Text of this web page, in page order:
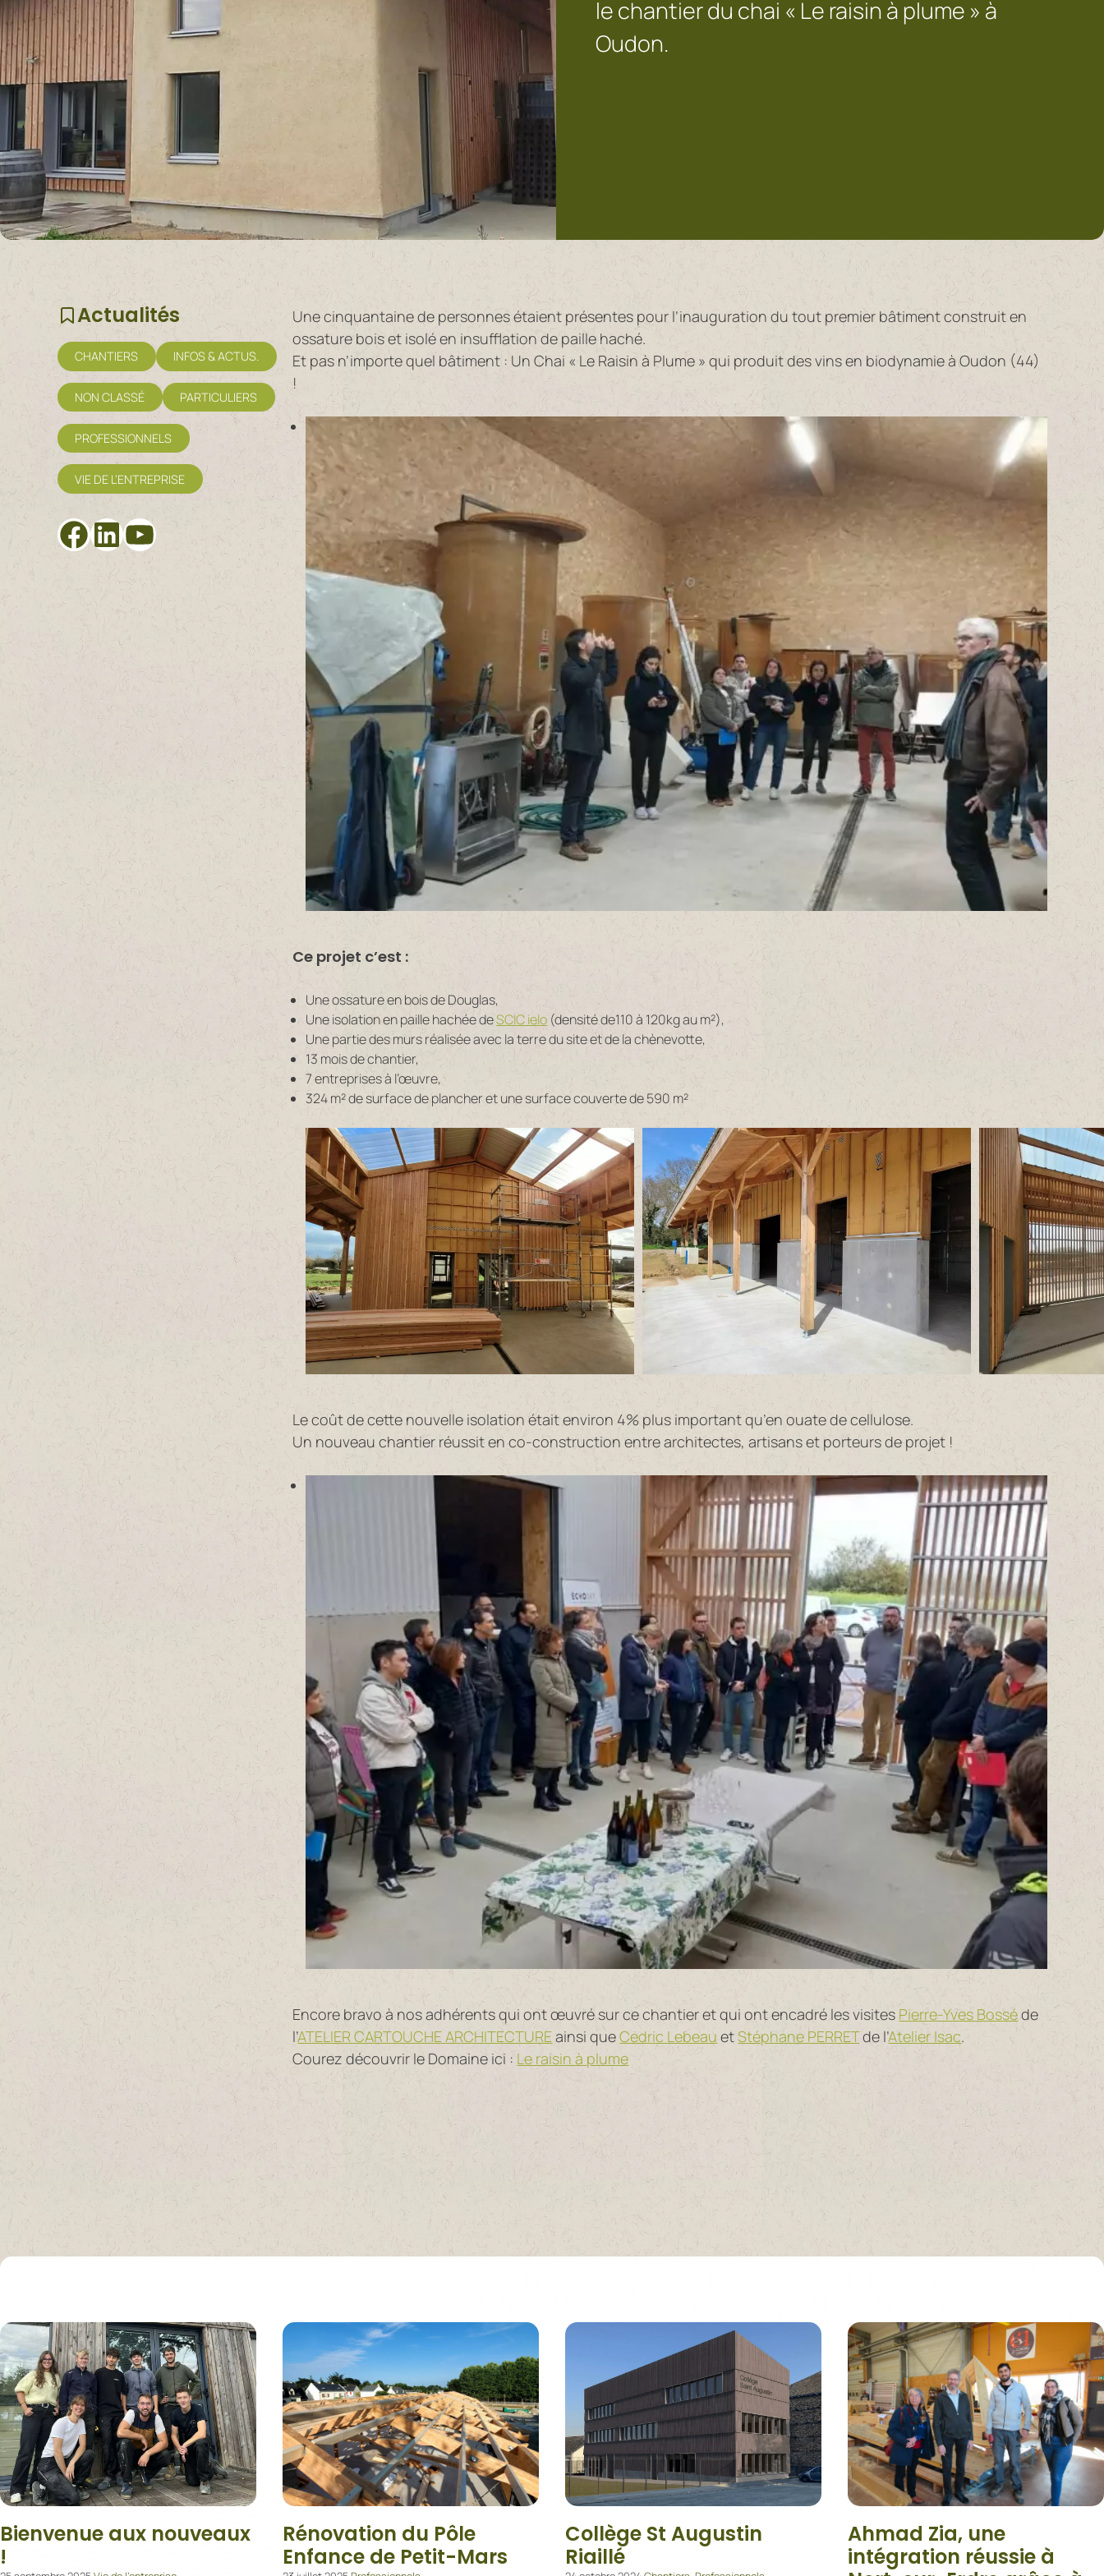
le chantier du chai « Le raisin à plume » à
Oudon.
Une cinquantaine de personnes étaient présentes pour l’inauguration du tout premier bâtiment construit en
ossature bois et isolé en insufflation de paille haché.
Et pas n’importe quel bâtiment : Un Chai « Le Raisin à Plume » qui produit des vins en biodynamie à Oudon (44)
!
Ce projet c’est :
Une ossature en bois de Douglas,
Une isolation en paille hachée deSCIC ielo (densité de110 à 120kg au m²),
Une partie des murs réalisée avec la terre du site et de la chènevotte,
13 mois de chantier,
7 entreprises à l’œuvre,
324 m² de surface de plancher et une surface couverte de 590 m²
Le coût de cette nouvelle isolation était environ 4% plus important qu’en ouate de cellulose.
Un nouveau chantier réussit en co-construction entre architectes, artisans et porteurs de projet !
Encore bravo à nos adhérents qui ont œuvré sur ce chantier et qui ont encadré les visites Pierre-Yves Bosséde
l’ATELIER CARTOUCHE ARCHITECTUREainsi queCedric Lebeau etStéphane PERRETde l’Atelier Isac.
Courez découvrir le Domaine ici : Le raisin à plume
Actualités
CHANTIERS INFOS & ACTUS.
NON CLASSÉ PARTICULIERS
PROFESSIONNELS
VIE DE L’ENTREPRISE
Facebook
LinkedIn
YouTube
Bienvenue aux nouveaux
!
Rénovation du Pôle
Enfance de Petit-Mars
Collège St Augustin
Riaillé
Ahmad Zia, une
intégration réussie à